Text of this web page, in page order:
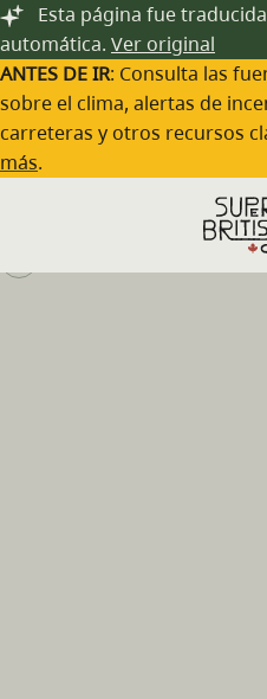
Saltar al contenido principal
Esta página fue
automática. Ver original
ANTES DE IR: Consulta las
sobre el clima, alertas de
carreteras y otros recursos
más.
Broken Islands